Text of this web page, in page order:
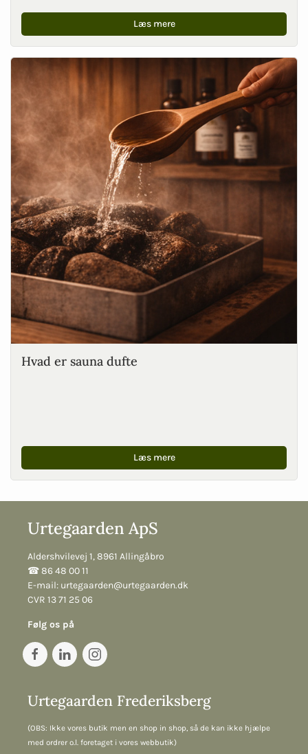
Læs mere
Hvad er sauna dufte
Læs mere
Urtegaarden ApS
Aldershvilevej 1, 8961 Allingåbro
☎︎ 86 48 00 11
E-mail: urtegaarden@urtegaarden.dk
CVR 13 71 25 06
Følg os på
Urtegaarden Frederiksberg
(OBS: Ikke vores butik men en shop in shop, så de kan ikke hjælpe
med ordrer o.l. foretaget i vores webbutik)